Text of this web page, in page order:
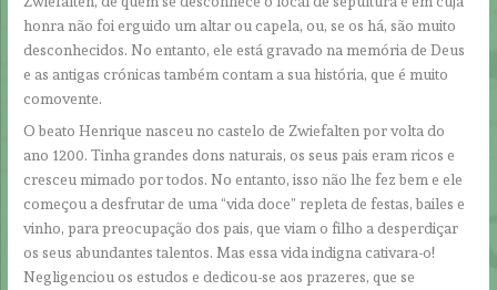
honra não foi erguido um altar ou capela, ou, se os há, são muito
desconhecidos. No entanto, ele está gravado na memória de Deus
e as antigas crónicas também contam a sua história, que é muito
comovente.
O beato Henrique nasceu no castelo de Zwiefalten por volta do
ano 1200. Tinha grandes dons naturais, os seus pais eram ricos e
cresceu mimado por todos. No entanto, isso não lhe fez bem e ele
começou a desfrutar de uma “vida doce” repleta de festas, bailes e
vinho, para preocupação dos pais, que viam o filho a desperdiçar
os seus abundantes talentos. Mas essa vida indigna cativara-o!
Negligenciou os estudos e dedicou-se aos prazeres, que se